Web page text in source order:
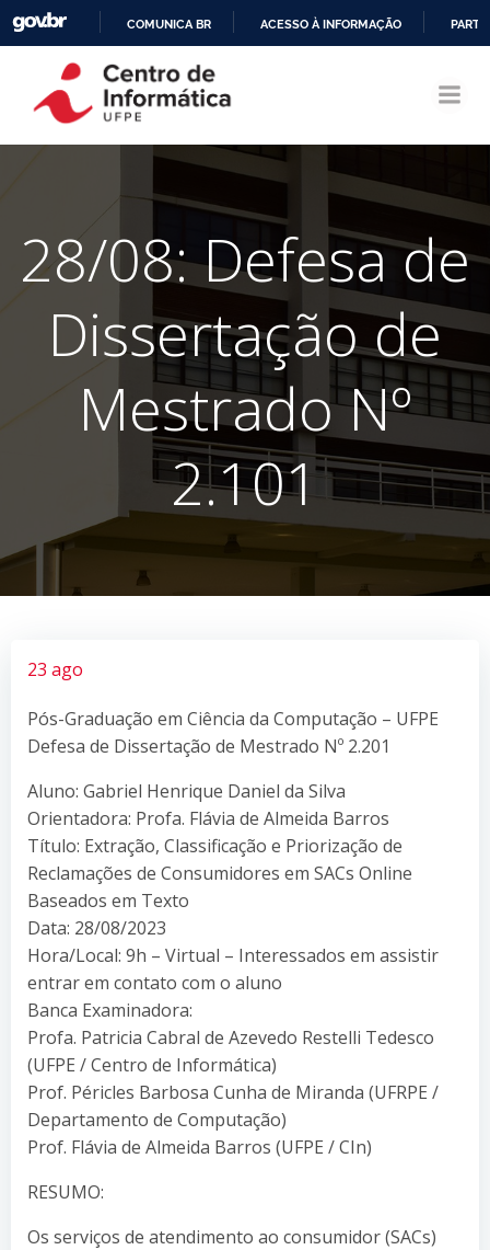
CONTEÚDO
COMUNICA BR ACESSO À INFORMAÇÃO
28/08: Defesa de
Dissertação de
Mestrado Nº
2.101
23 ago
Pós-Graduação em Ciência da Computação – UFPE
Defesa de Dissertação de Mestrado Nº 2.201
Aluno: Gabriel Henrique Daniel da Silva
Orientadora: Profa. Flávia de Almeida Barros
Título: Extração, Classificação e Priorização de
Reclamações de Consumidores em SACs Online
Baseados em Texto
Data: 28/08/2023
Hora/Local: 9h – Virtual – Interessados em assistir
entrar em contato com o aluno
Banca Examinadora:
Profa. Patricia Cabral de Azevedo Restelli Tedesco
(UFPE / Centro de Informática)
Prof. Péricles Barbosa Cunha de Miranda (UFRPE /
Departamento de Computação)
Prof. Flávia de Almeida Barros (UFPE / CIn)
RESUMO:
Os serviços de atendimento ao consumidor (SACs)